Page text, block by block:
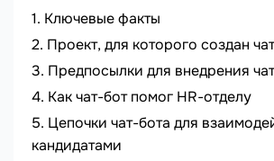
Ключевые факты
Проект, для которого создан
Предпосылки для внедрения
Как чат-бот помог HR-отделу
Цепочки чат-бота для
кандидатами